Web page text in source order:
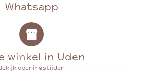
Whatsapp
winkel in Uden
openingstijden